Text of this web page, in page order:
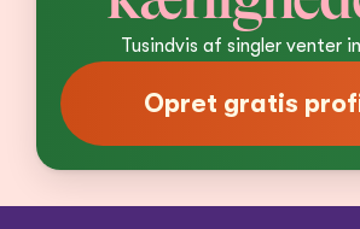
Tusindvis af singler venter
Opret gratis